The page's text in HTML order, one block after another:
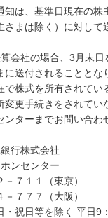
知は、基準日現在の株
まは除く）に対して
会社の場合、3月末
に送付されることとな
で株式を所有されてい
変更手続きをされてい
ターまでお問い合わ
銀行株式会社
ホンセンター
－７１１（東京）
７７７（大阪）
・祝日等を除く 平日9